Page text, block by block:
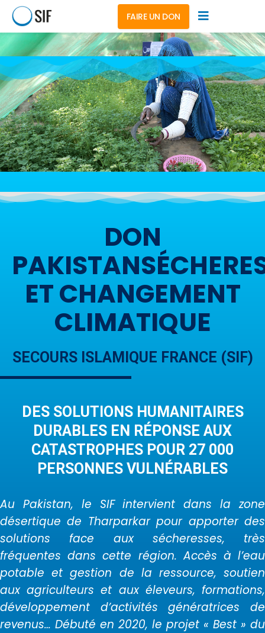
FAIRE UN DON
DON
PAKISTAN
ET CHANGEMENT
CLIMATIQUE
SECOURS ISLAMIQUE FRANCE (SIF)
DES SOLUTIONS HUMANITAIRES
DURABLES EN RÉPONSE AUX
CATASTROPHES POUR 27 000
PERSONNES VULNÉRABLES
Au Pakistan, le SIF intervient dans la zone
désertique de Tharparkar pour apporter des
solutions face aux sécheresses, très
fréquentes dans cette région. Accès à l’eau
potable et gestion de la ressource, soutien
aux agriculteurs et aux éleveurs, formations,
développement d’activités génératrices de
revenus… Débuté en 2020, le projet « Best » du